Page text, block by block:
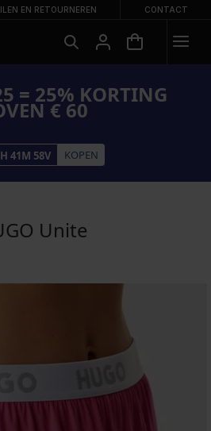
EN RETOURNEREN CONTACT
= 25% KORTING
€ 60
H 41M 58V KOPEN
Unite